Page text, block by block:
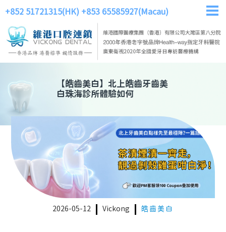
+852 51721315(HK) +853 65585927(Macau)
【皓齒美白】 北上皓齒牙齒美
白珠海診所體驗如何
2026-05-12 Vickong 皓齒美白